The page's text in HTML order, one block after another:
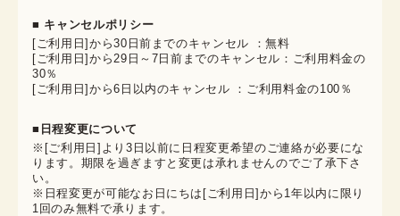
■ キャンセルポリシー
[ご利用日]から30日前までのキャンセル ：無料
[ご利用日]から29日～7日前までのキャンセル：ご利用料金の
30％
[ご利用日]から6日以内のキャンセル ：ご利用料金の100％
■日程変更について
※[ご利用日]より3日以前に日程変更希望のご連絡が必要にな
ります。期限を過ぎますと変更は承れませんのでご了承下さ
い。
※日程変更が可能なお日にちは[ご利用日]から1年以内に限り
1回のみ無料で承ります。